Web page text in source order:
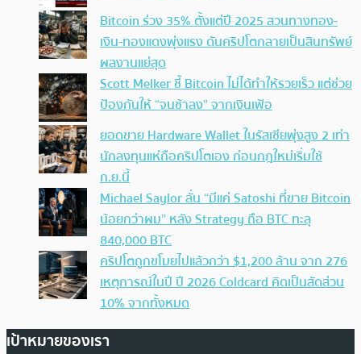
Bitcoin ร่วง 35% ตั้งแต่ปี 2025 สวนทางทอง-
เงิน-ทองแดงพุ่งแรง ดันคริปโตกลายเป็นสินทรัพย์
ผลงานแย่สุด
Scott Melker ชี้ Bitcoin ไม่ได้ทำให้รวยเร็ว แต่ช่วย
ป้องกันให้ “จนช้าลง” จากเงินเฟ้อ
ยอดขาย Hardware Wallet ในรัสเซียพุ่งสูง 2 เท่า
นักลงทุนแห่ถือคริปโตเอง ก่อนกฎใหม่เริ่มใช้
ก.ย.นี้
Michael Saylor ลั่น “มีแค่ Satoshi ที่ขาย Bitcoin
น้อยกว่าผม” หลัง Strategy ถือ BTC ทะลุ
840,000 BTC
คริปโตถูกขโมยไปแล้วกว่า $1,200 ล้าน จาก 276
เหตุการณ์ในปี ปี 2026 Coldcard คิดเป็นสัดส่วน
10% จากทั้งหมด
เป้าหมายของเรา